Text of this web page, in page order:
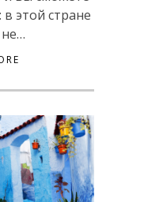
в этой стране